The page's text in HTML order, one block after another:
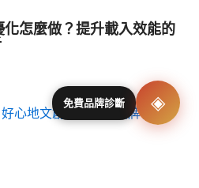
化怎麼做？提升載入效能的
免費品牌診斷 ◈